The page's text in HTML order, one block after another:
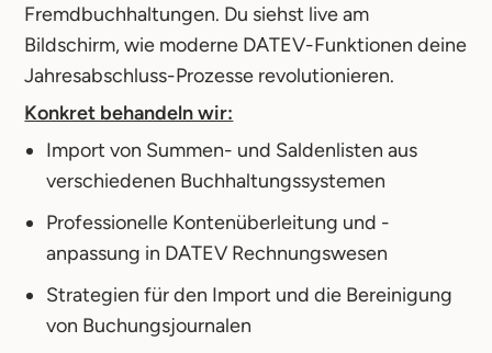
Fremdbuchhaltungen. Du siehst live am
Bildschirm, wie moderne DATEV-Funktionen deine
Jahresabschluss-Prozesse revolutionieren.
Konkret behandeln wir:
Import von Summen- und Saldenlisten aus
verschiedenen Buchhaltungssystemen
Professionelle Kontenüberleitung und -
anpassung in DATEV Rechnungswesen
Strategien für den Import und die Bereinigung
von Buchungsjournalen